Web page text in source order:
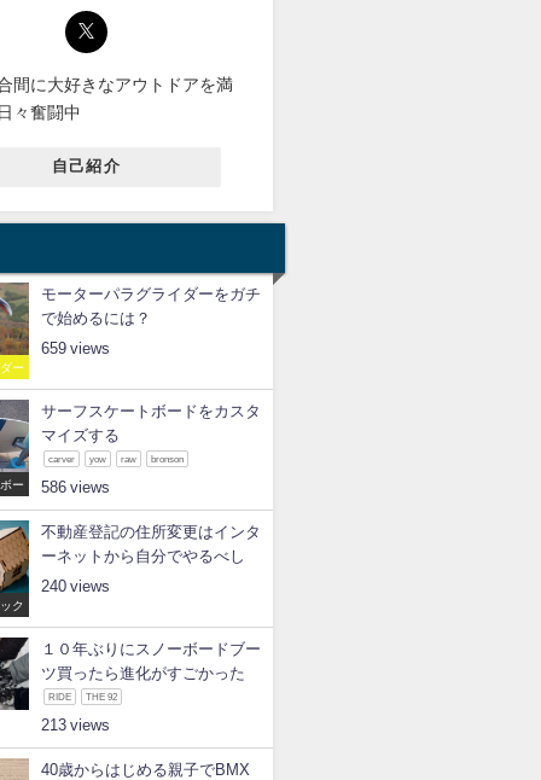
間に大好きなアウトドアを満
々奮闘中
自己紹介
ー
モーターパラグライダーをガチ
で始めるには？
659
ー
サーフスケートボードをカスタ
マイズする
carver yow raw bronson
586
ク
不動産登記の住所変更はインタ
ーネットから自分でやるべし
240
１０年ぶりにスノーボードブー
ツ買ったら進化がすごかった
RIDE THE 92
213
40歳からはじめる親子でBMX